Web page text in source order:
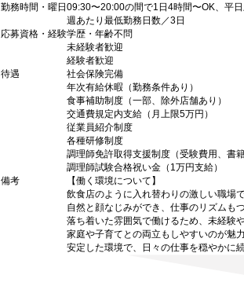
勤務時間・曜日 09:30〜20:00の間で1日4時間〜OK、平
週あたり最低勤務日数／3日
応募資格・経験学歴・年齢不問
未経験者歓迎
経験者歓迎
待遇
社会保険完備
年次有給休暇（勤務条件あり）
食事補助制度（一部、除外店舗あり）
交通費規定内支給（月上限5万円）
従業員紹介制度
各種研修制度
調理師免許取得支援制度（受験費用、書籍
調理師試験合格祝い金（1万円支給）
備考
【働く環境について】
飲食店のように入れ替わりの激しい職場
自然と顔なじみができ、仕事のリズムも
落ち着いた雰囲気で働けるため、未経験
家庭や子育てとの両立もしやすいのが魅力
安定した環境で、日々の仕事を穏やかに